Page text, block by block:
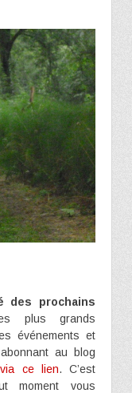
des prochains
plus grands
événements et
au blog
via ce lien. C’est
moment vous